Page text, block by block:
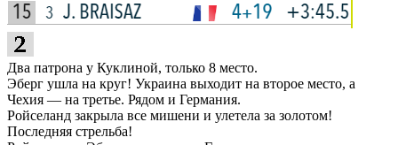
Два патрона у Куклиной, только 8 место.
Эберг ушла на круг! Украина выходит на второе место, а
Чехия — на третье. Рядом и Германия.
Ройселанд закрыла все мишени и улетела за золотом!
Последняя стрельба!